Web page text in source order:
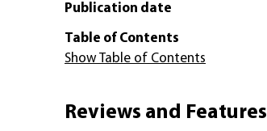
Publication date
Table of Contents
Show Table of Contents
Reviews and Features